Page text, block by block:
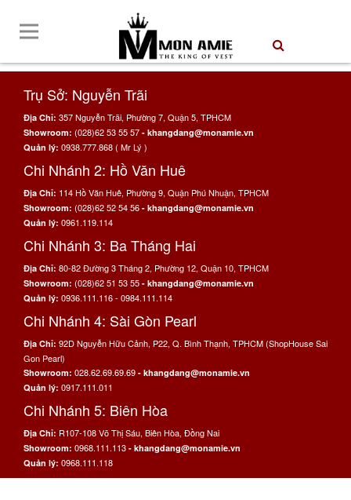
Trụ Sở: Nguyễn Trãi
Địa Chỉ: 357 Nguyễn Trãi, Phường 7, Quận 5, TPHCM
Showroom: (028)62 53 55 57 - khangdang@monamie.vn
Quản lý: 0938.777.868 ( Mr Lý )
Chi Nhánh 2: Hồ Văn Huê
Địa Chỉ: 114 Hồ Văn Huê, Phường 9, Quận Phú Nhuận, TPHCM
Showroom: (028)62 52 54 56 - khangdang@monamie.vn
Quản lý: 0961.119.114
Chi Nhánh 3: Ba Tháng Hai
Địa Chỉ: 80-82 Đường 3 Tháng 2, Phường 12, Quận 10, TPHCM
Showroom: (028)62 51 53 55 - khangdang@monamie.vn
Quản lý: 0936.111.116 - 0984.111.114
Chi Nhánh 4: Sài Gòn Pearl
Địa Chỉ: 92D Nguyễn Hữu Cảnh, P22, Q. Bình Thạnh, TPHCM (ShopHouse Sai
Gon Pearl)
Showroom: 028.62.69.69.69 - khangdang@monamie.vn
Quản lý: 0917.111.011
Chi Nhánh 5: Biên Hòa
Địa Chỉ: R107-108 Võ Thị Sáu, Biên Hòa, Đồng Nai
Showroom: 0968.111.113 - khangdang@monamie.vn
Quản lý: 0968.111.118